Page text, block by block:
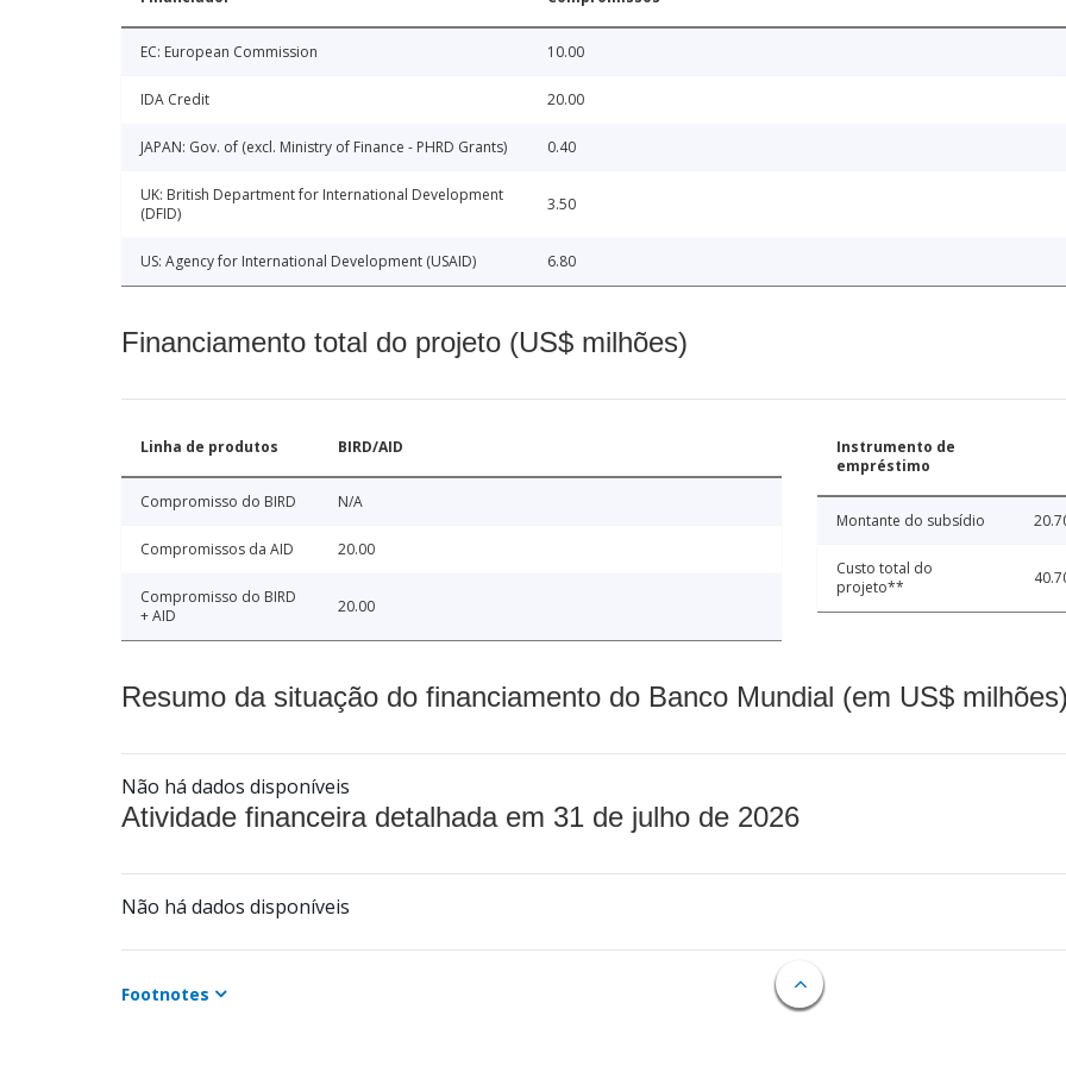
EC: European Commission 10.00
IDA Credit 20.00
JAPAN: Gov. of (excl. Ministry of Finance - PHRD Grants) 0.40
UK: British Department for International Development
(DFID)
3.50
US: Agency for International Development (USAID) 6.80
Financiamento total do projeto (US$ milhões)
Linha de produtos BIRD/AID
Compromisso do BIRD N/A
Compromissos da AID 20.00
Compromisso do BIRD
+ AID
20.00
Instrumento de
empréstimo
Montante do subsídio
Custo total do
projeto**
Resumo da situação do financiamento do Banco Mundial (em US$
Não há dados disponíveis
Atividade financeira detalhada em 31 de julho de 2026
Não há dados disponíveis
Footnotes